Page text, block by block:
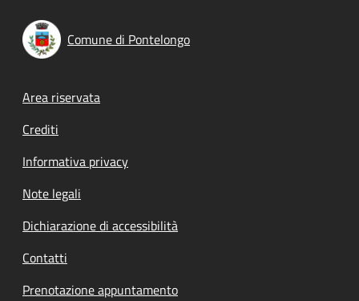
Comune di Pontelongo
Footer menu
Area riservata
Crediti
Informativa privacy
Note legali
Dichiarazione di accessibilità
Contatti
Prenotazione appuntamento